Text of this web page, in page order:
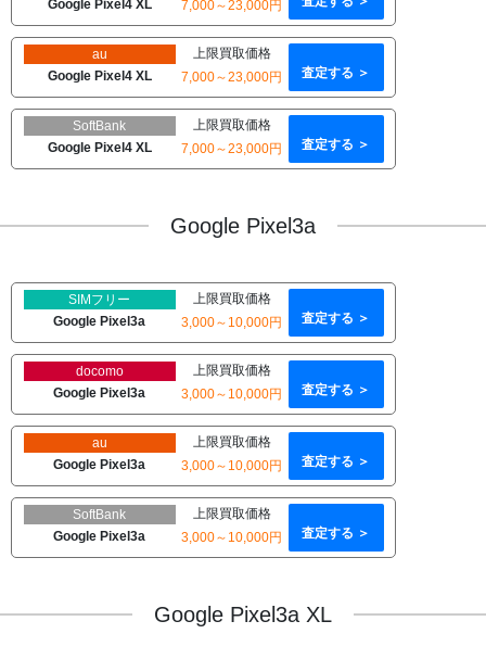
Google Pixel4 XL
7,000～23,000円
au
Google Pixel4 XL
上限買取価格
7,000～23,000円
査定する ＞
SoftBank
Google Pixel4 XL
上限買取価格
7,000～23,000円
査定する ＞
Google Pixel3a
SIMフリー
Google Pixel3a
上限買取価格
3,000～10,000円
査定する ＞
docomo
Google Pixel3a
上限買取価格
3,000～10,000円
査定する ＞
au
Google Pixel3a
上限買取価格
3,000～10,000円
査定する ＞
SoftBank
Google Pixel3a
上限買取価格
3,000～10,000円
査定する ＞
Google Pixel3a XL